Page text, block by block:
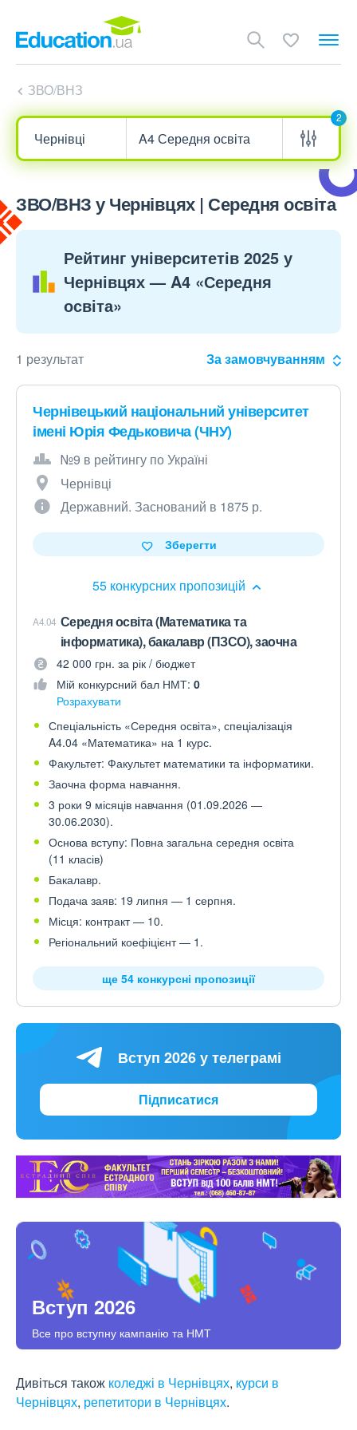
ЗВО/ВНЗ
2
ЗВО/ВНЗ у Чернівцях | Середня освіта
Рейтинг університетів 2025 у
Чернівцях — A4 «Середня
освіта»
1 результат За замовчуванням
Чернівецький національний університет
імені Юрія Федьковича (ЧНУ)
№9 в рейтингу по Україні
Чернівці
Державний. Заснований в 1875 р.
55 конкурсних пропозицій
Зберегти
A4.04 Середня освіта (Математика та
інформатика), бакалавр (ПЗСО), заочна
42 000 грн. за рік / бюджет
Мій конкурсний бал НМТ: 0
Розрахувати
Спеціальність «Середня освіта», спеціалізація
A4.04 «Математика» на 1 курс.
Факультет: Факультет математики та інформатики.
Заочна форма навчання.
3 роки 9 місяців навчання (01.09.2026 —
30.06.2030).
Основа вступу: Повна загальна середня освіта
(11 класів)
Бакалавр.
Подача заяв: 19 липня — 1 серпня.
Місця: контракт — 10.
Регіональний коефіцієнт — 1.
ще 54 конкурсні пропозиції
Вступ 2026 у телеграмі
Підписатися
Вступ 2026
Все про вступну кампанію та НМТ
Дивіться також коледжі в Чернівцях, курси в
Чернівцях, репетитори в Чернівцях.